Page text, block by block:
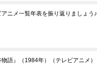
アニメ一覧年表を振り返りましょう♪
物語』（1984年）（テレビアニメ）